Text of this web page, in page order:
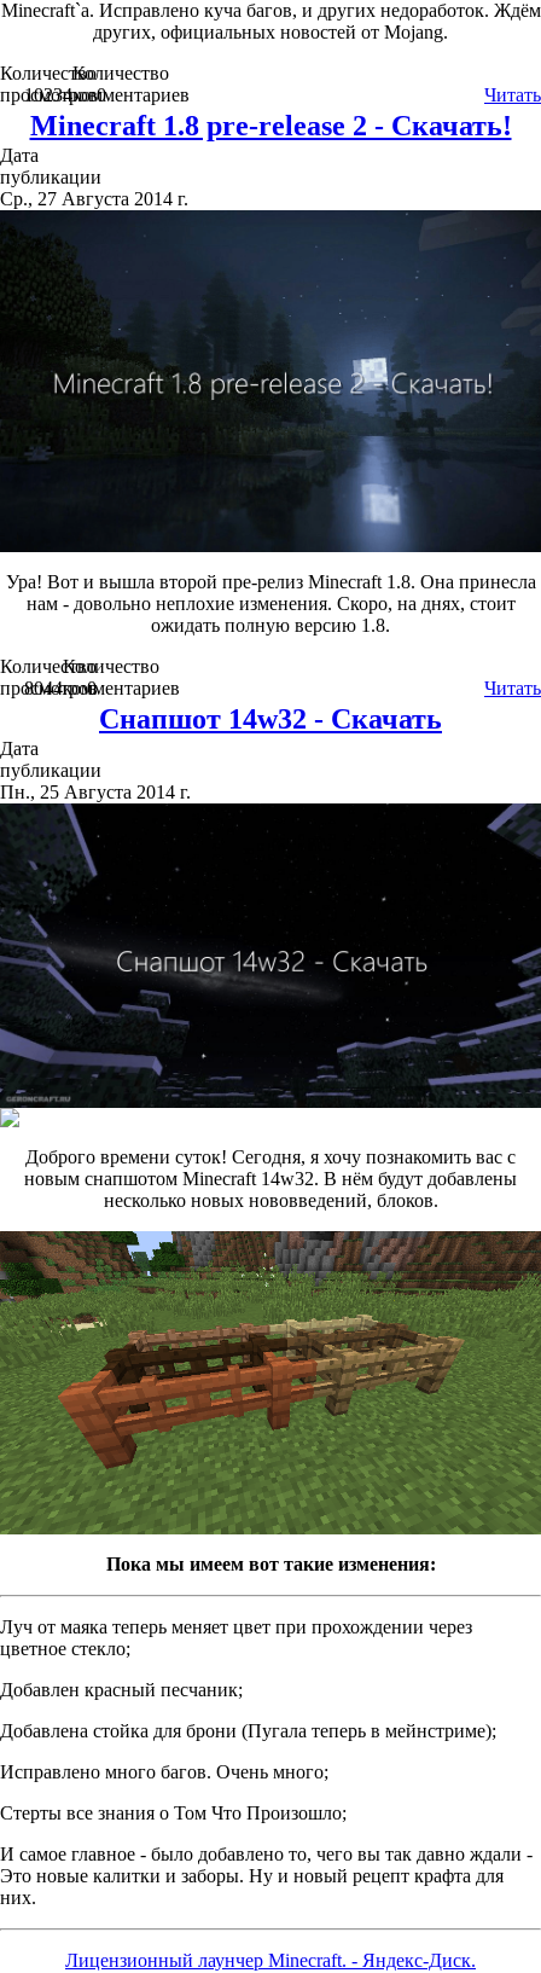
Minecraft`a. Исправлено куча багов, и других недоработок. Ждём
других, официальных новостей от Mojang.
Количество
просмотров
10234
Количество
комментариев
0 Читать
Minecraft 1.8 pre-release 2 - Скачать!
Дата
публикации
Ср., 27 Августа 2014 г.
Ура! Вот и вышла второй пре-релиз Minecraft 1.8. Она принесла
нам - довольно неплохие изменения. Скоро, на днях, стоит
ожидать полную версию 1.8.
Количество
просмотров
8044
Количество
комментариев
0 Читать
Снапшот 14w32 - Скачать
Дата
публикации
Пн., 25 Августа 2014 г.
Доброго времени суток! Сегодня, я хочу познакомить вас с
новым снапшотом Minecraft 14w32. В нём будут добавлены
несколько новых нововведений, блоков.
Пока мы имеем вот такие изменения:
Луч от маяка теперь меняет цвет при прохождении через
цветное стекло;
Добавлен красный песчаник;
Добавлена стойка для брони (Пугала теперь в мейнстриме);
Исправлено много багов. Очень многo;
Стерты все знания о Том Что Произошло;
И самое главное - было добавлено то, чего вы так давно ждали -
Это новые калитки и заборы. Ну и новый рецепт крафта для
них.
Лицензионный лаунчер Minecraft. - Яндекс-Диск.